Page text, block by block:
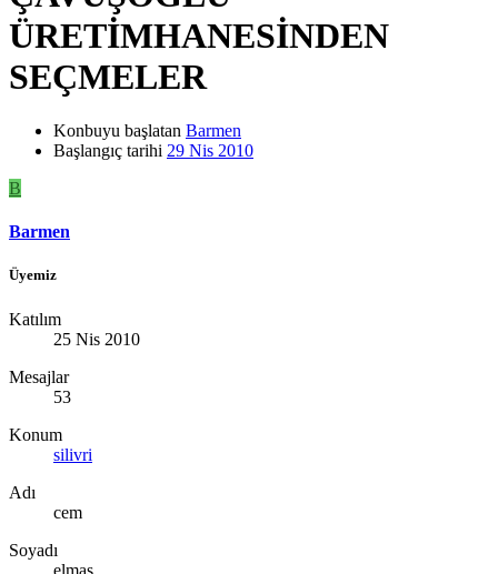
ÜRETİMHANESİNDEN
SEÇMELER
Konbuyu başlatan Barmen
Başlangıç tarihi 29 Nis 2010
B
Barmen
Üyemiz
Katılım
25 Nis 2010
Mesajlar
53
Konum
silivri
Adı
cem
Soyadı
elmas